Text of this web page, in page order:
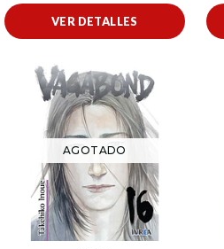
VER DETALLES
AGOTADO